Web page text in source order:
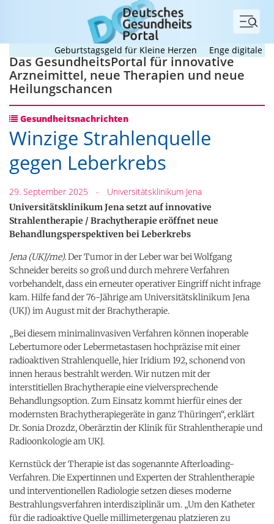
Menü
Geburtstagsgeld für Kleine Herzen Enge digitale
Das GesundheitsPortal für innovative
Arzneimittel, neue Therapien und neue
Heilungschancen
Gesundheitsnachrichten
Winzige Strahlenquelle
gegen Leberkrebs
29. September 2025 - Universitätsklinikum Jena
Universitätsklinikum Jena setzt auf innovative
Strahlentherapie / Brachytherapie eröffnet neue
Behandlungsperspektiven bei Leberkrebs
Jena (UKJ/me).Der Tumor in der Leber war bei Wolfgang
Schneider bereits so groß und durch mehrere Verfahren
vorbehandelt, dass ein erneuter operativer Eingriff nicht infrage
kam. Hilfe fand der 76-Jährige am Universitätsklinikum Jena
(UKJ) im August mit der Brachytherapie.
„Bei diesem minimalinvasiven Verfahren können inoperable
Lebertumore oder Lebermetastasen hochpräzise mit einer
radioaktiven Strahlenquelle, hier Iridium 192, schonend von
innen heraus bestrahlt werden. Wir nutzen mit der
interstitiellen Brachytherapie eine vielversprechende
Behandlungsoption. Zum Einsatz kommt hierfür eines der
modernsten Brachytherapiegeräte in ganz Thüringen“, erklärt
Dr. Sonia Drozdz, Oberärztin der Klinik für Strahlentherapie und
Radioonkologie am UKJ.
Kernstück der Therapie ist das sogenannte Afterloading-
Verfahren. Die Expertinnen und Experten der Strahlentherapie
und interventionellen Radiologie setzen dieses moderne
Bestrahlungsverfahren interdisziplinär um. „Um den Katheter
für die radioaktive Quelle millimetergenau platzieren zu